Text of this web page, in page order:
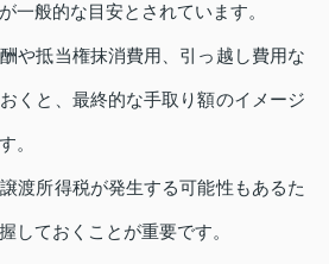
一般的な目安とされています。
や抵当権抹消費用、引っ越し費用な
くと、最終的な手取り額のイメージ
。
渡所得税が発生する可能性もあるた
しておくことが重要です。